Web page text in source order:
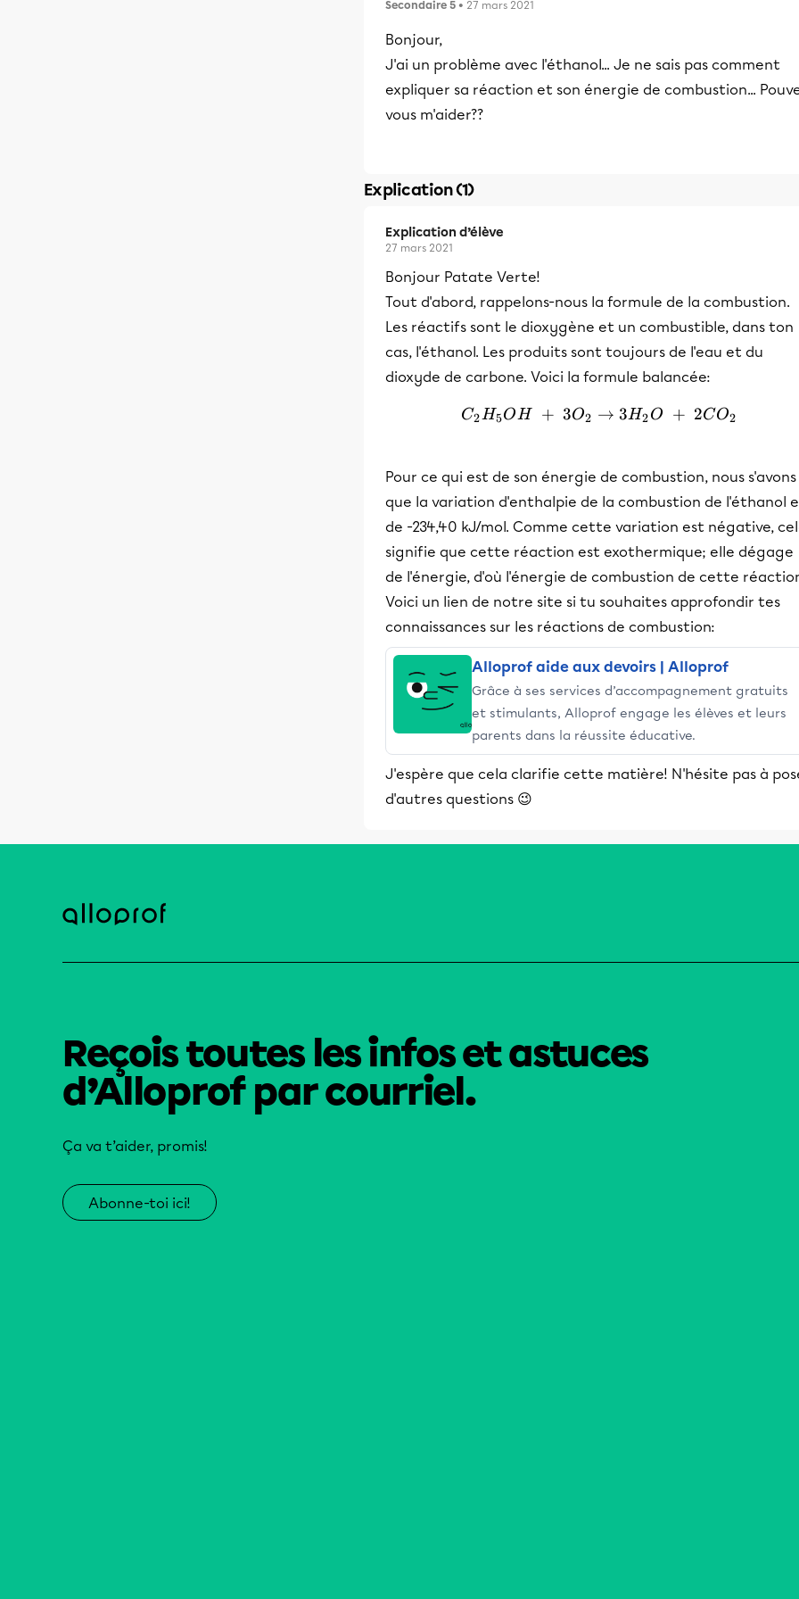
Secondaire 5 • 27 mars 2021
Bonjour,
​J'ai un problème avec l'éthanol... Je ne sais pas comment
expliquer sa réaction et son énergie de combustion...
vous m'aider??
Explication (1)
Explication d’élève
27 mars 2021
Bonjour Patate Verte!
Tout d'abord, rappelons-nous la formule de la combustion.
Les réactifs sont le dioxygène et un combustible, dans ton
cas, l'éthanol. Les produits sont toujours de l'eau et du
dioxyde de carbone. Voici la formule balancée:
{C_2}{H_5}OH\ +\
C2H5OH + 3O2 → 3H2O + 2CO2
Pour ce qui est de son énergie de combustion, nous s'avons
que la variation d'enthalpie de la combustion de l'éthanol
de -234,40 kJ/mol. Comme cette variation est négative,
signifie que cette réaction est exothermique; elle dégage
de l'énergie, d'où l'énergie de combustion de cette
Voici un lien de notre site si tu souhaites approfondir tes
connaissances sur les réactions de combustion:
Alloprof aide aux devoirs | Alloprof
Grâce à ses services d’accompagnement gratuits
et stimulants, Alloprof engage les élèves et leurs
parents dans la réussite éducative.
J'espère que cela clarifie cette matière! N'hésite pas à
d'autres questions 😉
Reçois toutes les infos et astuces
d’Alloprof par courriel.
Ça va t’aider, promis!
Abonne-toi ici!